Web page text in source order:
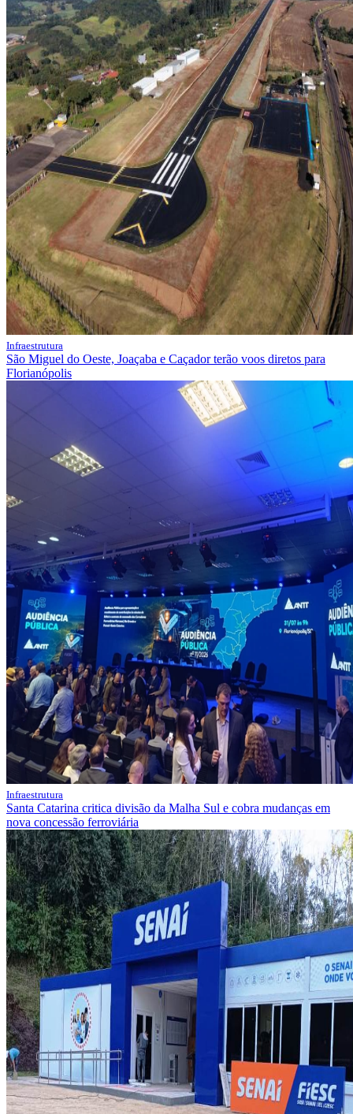
Infraestrutura
São Miguel do Oeste, Joaçaba e Caçador terão voos diretos para
Florianópolis
Infraestrutura
Santa Catarina critica divisão da Malha Sul e cobra mudanças em
nova concessão ferroviária